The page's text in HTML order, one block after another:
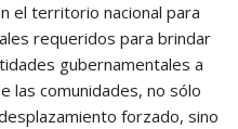
el territorio nacional para
requeridos para brindar
gubernamentales a
las comunidades, no sólo
forzado, sino